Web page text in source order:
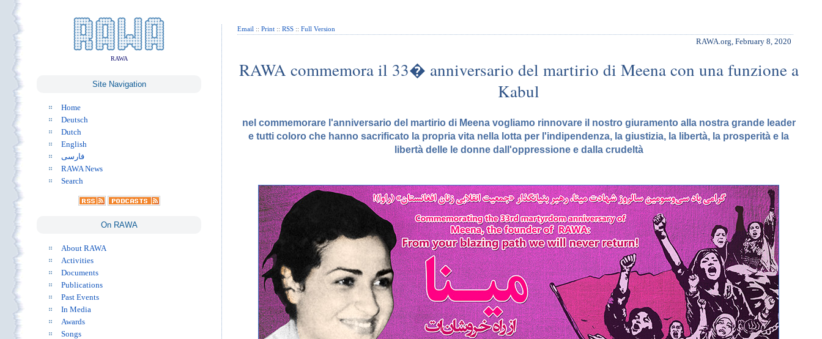
RAWA
Site Navigation
Home
Deutsch
Dutch
English
فارسی
RAWA News
Search
On RAWA
About RAWA
Activities
Documents
Publications
Past Events
In Media
Awards
Songs
Email :: Print:: RSS:: Full Version
RAWA.org, February 8, 2020
RAWA commemora il 33� anniversario del martirio di Meena con una funzione a
Kabul
nel commemorare l'anniversario del martirio di Meena vogliamo rinnovare il nostro giuramento alla nostra grande leader
e tutti coloro che hanno sacrificato la propria vita nella lotta per l'indipendenza, la giustizia, la libertà, la prosperità e la
libertà delle le donne dall'oppressione e dalla crudeltà